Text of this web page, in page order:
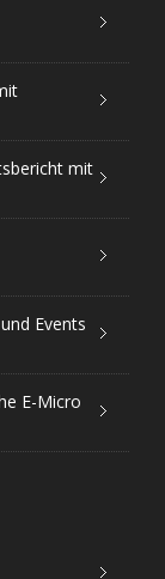
mit
Events
E-Micro